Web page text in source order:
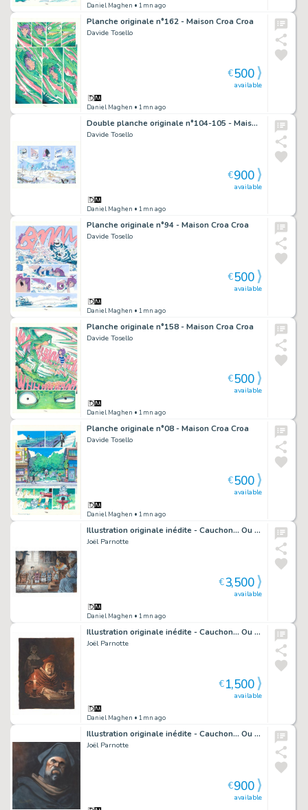
Daniel Maghen • 1mn ago
Planche originale n°162 - Maison Croa Croa
Davide Tosello
Daniel Maghen • 1mn ago
available
€500
Double planche originale n°104-105 - Maison Croa Croa
Davide Tosello
Daniel Maghen • 1mn ago
available
€900
Planche originale n°94 - Maison Croa Croa
Davide Tosello
Daniel Maghen • 1mn ago
available
€500
Planche originale n°158 - Maison Croa Croa
Davide Tosello
Daniel Maghen • 1mn ago
available
€500
Planche originale n°08 - Maison Croa Croa
Davide Tosello
Daniel Maghen • 1mn ago
available
€500
Illustration originale inédite - Cauchon... Ou l'homme qui tua Jeanne d'Arc
Joël Parnotte
Daniel Maghen • 1mn ago
available
€3,500
Illustration originale inédite - Cauchon... Ou l'homme qui tua Jeanne d'Arc
Joël Parnotte
Daniel Maghen • 1mn ago
available
€1,500
Illustration originale inédite - Cauchon... Ou l'homme qui tua Jeanne d'Arc
Joël Parnotte
available
€900